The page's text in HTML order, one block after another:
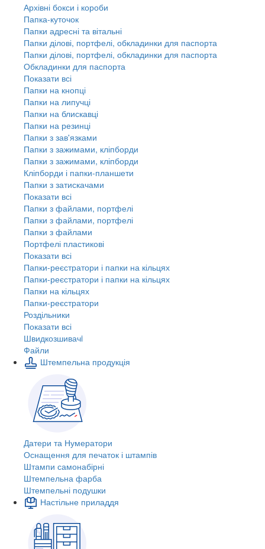
Архівні бокси і короби
Папка-куточок
Папки адресні та вітальні
Папки ділові, портфелі, обкладинки для паспорта
Папки ділові, портфелі, обкладинки для паспорта
Обкладинки для паспорта
Показати всі
Папки на кнопці
Папки на липучці
Папки на блискавці
Папки на резинці
Папки з зав'язками
Папки з зажимами, кліпборди
Папки з зажимами, кліпборди
Кліпборди і папки-планшети
Папки з затискачами
Показати всі
Папки з файлами, портфелі
Папки з файлами, портфелі
Папки з файлами
Портфелі пластикові
Показати всі
Папки-реєстратори і папки на кільцях
Папки-реєстратори і папки на кільцях
Папки на кільцях
Папки-реєстратори
Роздільники
Показати всі
Швидкозшивачi
Файли
Штемпельна продукція
Датери та Нумератори
Оснащення для печаток і штампів
Штампи самонабірні
Штемпельна фарба
Штемпельні подушки
Настільне приладдя